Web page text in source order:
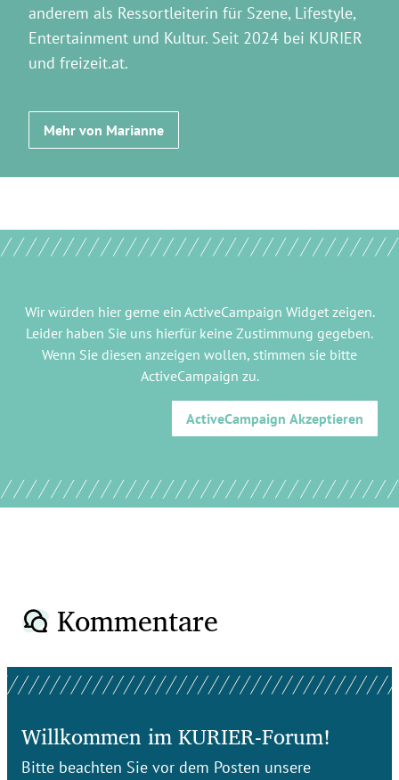
anderem als Ressortleiterin für Szene, Lifestyle,
Entertainment und Kultur. Seit 2024 bei KURIER
und freizeit.at.
Mehr von Marianne
Wir würden hier gerne ein ActiveCampaign Widgetzeigen.
Leider haben Sie uns hierfür keine Zustimmung gegeben.
Wenn Sie diesen anzeigen wollen, stimmen sie bitte
ActiveCampaign zu.
ActiveCampaign Akzeptieren
Kommentare